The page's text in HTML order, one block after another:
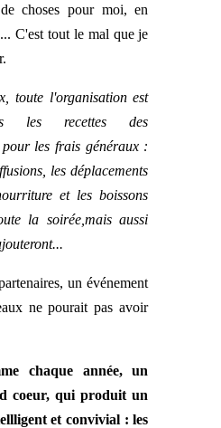
choses pour moi, en
C'est tout le mal que je
toute l'organisation est
les recettes des
les frais généraux :
les déplacements
et les boissons
la soirée,mais aussi
un événement
ne pourait pas avoir
chaque année, un
coeur, qui produit un
et convivial : les